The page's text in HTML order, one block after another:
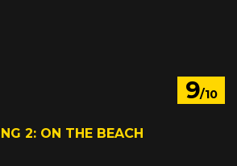
9/10
2: ON THE BEACH